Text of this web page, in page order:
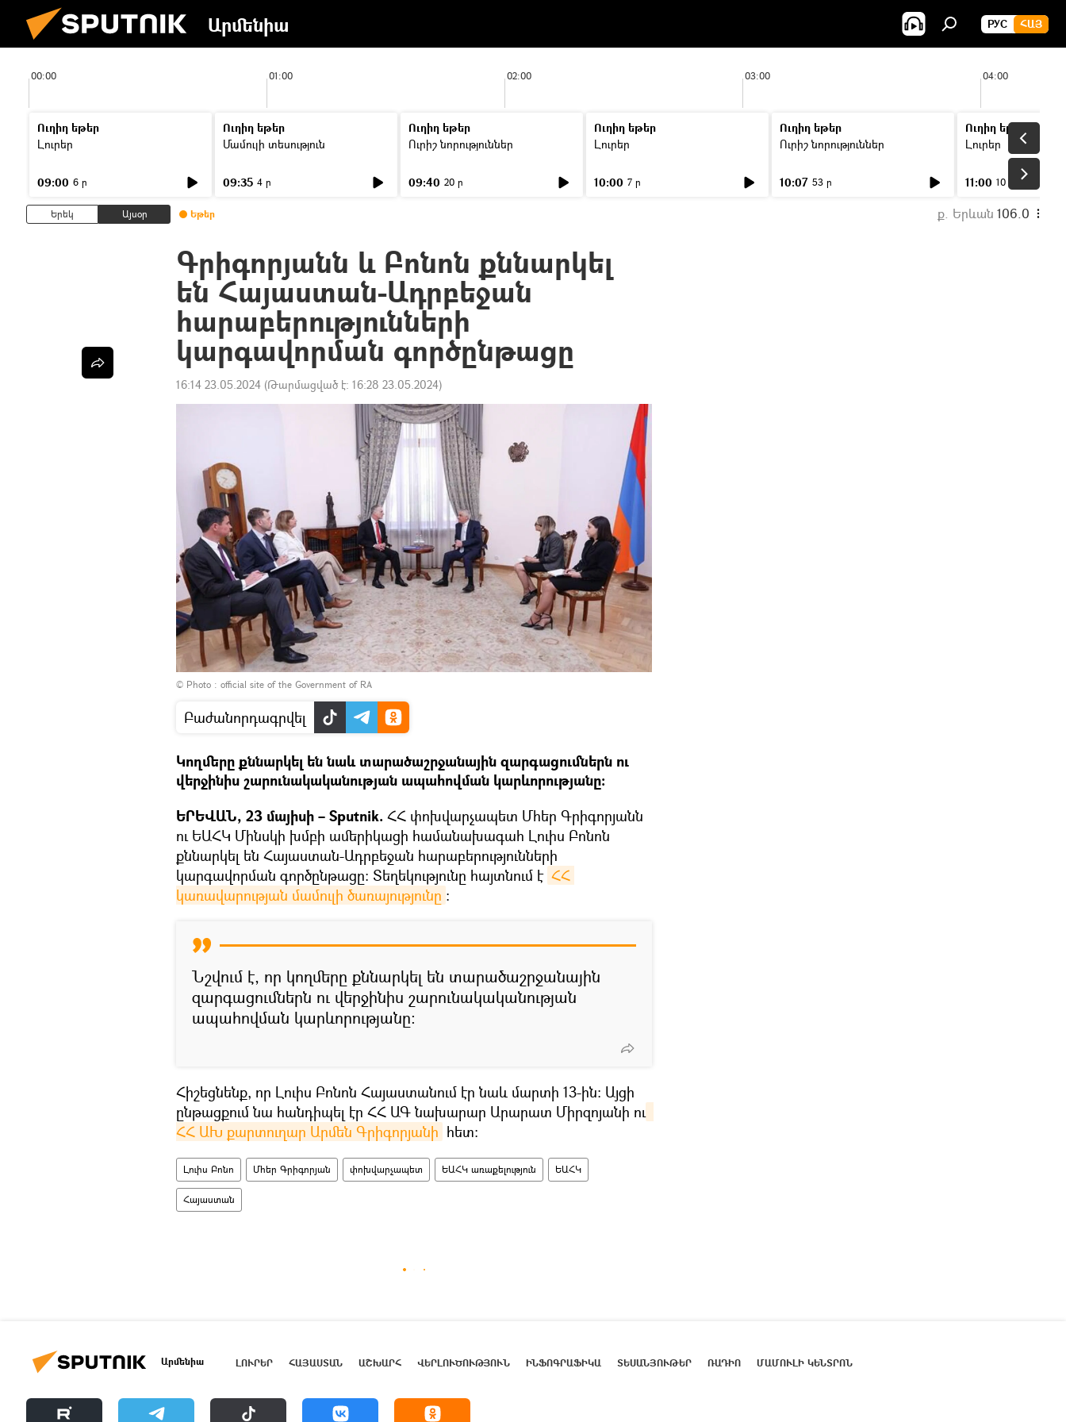
Արմենիա РУС ՀԱՅ
00:00 01:00 02:00 03:00 04:00
Ուղիղ եթեր
Լուրեր
09:00 6 ր
Ուղիղ եթեր
Մամուլի տեսություն
09:35 4 ր
Ուղիղ եթեր
Ուրիշ նորություններ
09:40 20 ր
Ուղիղ եթեր
Լուրեր
10:00 7 ր
Ուղիղ եթեր
Ուրիշ նորություններ
10:07 53 ր
Ուղիղ եթեր
Լուրեր
11:00 10 ր
Երեկ Այսօր Եթեր ք. Երևան 106.0
Գրիգորյանն և Բոնոն քննարկել
են Հայաստան-Ադրբեջան
հարաբերությունների
կարգավորման գործընթացը
16:14 23.05.2024 (Թարմացված է: 16:28 23.05.2024)
© Photo : official site of the Government of RA
Բաժանորդագրվել
Կողմերը քննարկել են նաև տարածաշրջանային զարգացումներն ու
վերջինիս շարունակականության ապահովման կարևորությանը:
ԵՐԵՎԱՆ, 23 մայիսի – Sputnik. ՀՀ փոխվարչապետ Մհեր Գրիգորյանն
ու ԵԱՀԿ Մինսկի խմբի ամերիկացի համանախագահ Լուիս Բոնոն
քննարկել են Հայաստան-Ադրբեջան հարաբերությունների
կարգավորման գործընթացը։ Տեղեկությունը հայտնում է ՀՀ
կառավարության մամուլի ծառայությունը ։
Նշվում է, որ կողմերը քննարկել են տարածաշրջանային
զարգացումներն ու վերջինիս շարունակականության
ապահովման կարևորությանը:
Հիշեցնենք, որ Լուիս Բոնոն Հայաստանում էր նաև մարտի 13-ին։ Այցի
ընթացքում նա հանդիպել էր ՀՀ ԱԳ նախարար Արարատ Միրզոյանի ու
ՀՀ ԱԽ քարտուղար Արմեն Գրիգորյանի հետ։
Լուիս Բոնո Մհեր Գրիգորյան փոխվարչապետ ԵԱՀԿ առաքելություն ԵԱՀԿ
Հայաստան
Արմենիա ԼՈՒՐԵՐ ՀԱՅԱՍՏԱՆ ԱՇԽԱՐՀ ՎԵՐԼՈՒԾՈՒԹՅՈՒՆ ԻՆՖՈԳՐԱՖԻԿԱ ՏԵՍԱՆՅՈՒԹԵՐ ՌԱԴԻՈ ՄԱՄՈՒԼԻ ԿԵՆՏՐՈՆ